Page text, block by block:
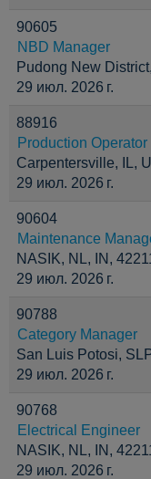
90605
NBD Manager
Pudong New
29 июл. 2026 г.
88916
Production Operator
Carpentersville, IL,
29 июл. 2026 г.
90604
Maintenance
NASIK, NL, IN,
29 июл. 2026 г.
90788
Category Manager
San Luis Potosi,
29 июл. 2026 г.
90768
Electrical Engineer
NASIK, NL, IN,
29 июл. 2026 г.